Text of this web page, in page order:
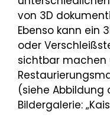
von 3D
Ebenso kann ein
oder
sichtbar
(siehe Abbildung
Bildergalerie: